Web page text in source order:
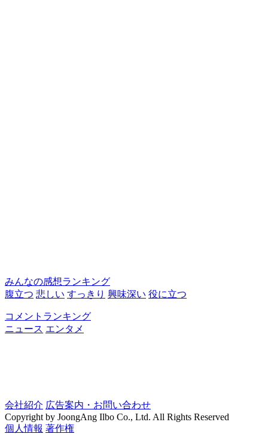
みんなの感想ランキング
腹立つ 悲しい すっきり 興味深い 役に立つ
コメントランキング
ニュース エンタメ
会社紹介 広告案内・お問い合わせ
Copyright by JoongAng Ilbo Co., Ltd. All Rights Reserved
個人情報 著作権